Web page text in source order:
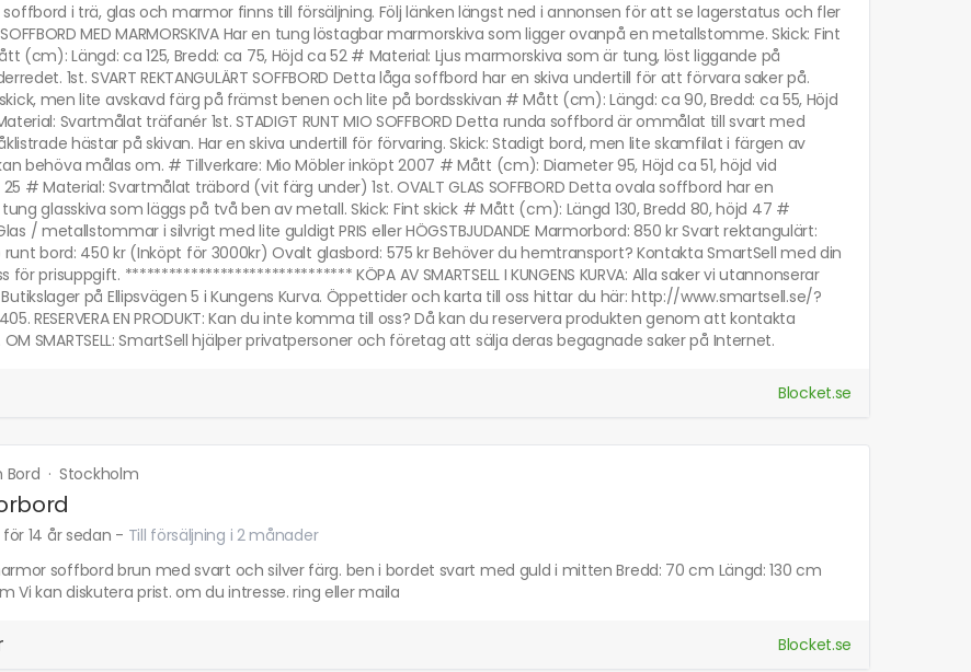
soffbord i trä, glas och marmor finns till försäljning. Följ länken längst ned i annonsen för att se lagerstatus och fler
SOFFBORD MED MARMORSKIVA Har en tung löstagbar marmorskiva som ligger ovanpå en metallstomme. Skick: Fint
(cm): Längd: ca 125, Bredd: ca 75, Höjd ca 52 # Material: Ljus marmorskiva som är tung, löst liggande på
1st. SVART REKTANGULÄRT SOFFBORD Detta låga soffbord har en skiva undertill för att förvara saker på.
skick, men lite avskavd färg på främst benen och lite på bordsskivan # Mått (cm): Längd: ca 90, Bredd: ca 55, Höjd
Svartmålat träfanér 1st. STADIGT RUNT MIO SOFFBORD Detta runda soffbord är ommålat till svart med
hästar på skivan. Har en skiva undertill för förvaring. Skick: Stadigt bord, men lite skamfilat i färgen av
behöva målas om. # Tillverkare: Mio Möbler inköpt 2007 # Mått (cm): Diameter 95, Höjd ca 51, höjd vid
# Material: Svartmålat träbord (vit färg under) 1st. OVALT GLAS SOFFBORD Detta ovala soffbord har en
glasskiva som läggs på två ben av metall. Skick: Fint skick # Mått (cm): Längd 130, Bredd 80, höjd 47 #
/ metallstommar i silvrigt med lite guldigt PRIS eller HÖGSTBJUDANDE Marmorbord: 850 kr Svart rektangulärt:
runt bord: 450 kr (Inköpt för 3000kr) Ovalt glasbord: 575 kr Behöver du hemtransport? Kontakta SmartSell med din
för prisuppgift. ******************************* KÖPA AV SMARTSELL I KUNGENS KURVA: Alla saker vi utannonserar
på Ellipsvägen 5 i Kungens Kurva. Öppettider och karta till oss hittar du här: http://www.smartsell.se/?
RESERVERA EN PRODUKT: Kan du inte komma till oss? Då kan du reservera produkten genom att kontakta
OM SMARTSELL: SmartSell hjälper privatpersoner och företag att sälja deras begagnade saker på Internet.
Blocket.se
Bord ·Stockholm
14 år sedan - Till försäljning i 2 månader
soffbord brun med svart och silver färg. ben i bordet svart med guld i mitten Bredd: 70 cm Längd: 130 cm
Vi kan diskutera prist. om du intresse. ring eller maila
Blocket.se